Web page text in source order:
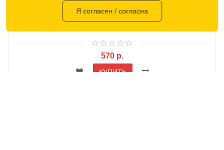
Простой набор для устранения проколов. Состоит из
"Терки" из нержавеющей стали, удобной в использова..
570 р.
КУПИТЬ
Я согласен / согласна